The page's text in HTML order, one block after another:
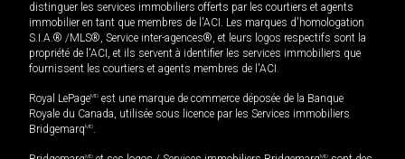
distinguer les services immobiliers offerts par les courtiers et agents
immobilier en tant que membres de l'ACI. Les marques d'homologation
S.I.A.® /MLS®, Service inter-agences®, et leurs logos respectifs sont la
propriété de l'ACI, et ils servent à identifier les services immobiliers que
fournissent les courtiers et agents membres de l'ACI.
Royal LePageMD est une marque de commerce déposée de la Banque
Royale du Canada, utilisée sous licence par les Services immobiliers
BridgemarqMD.
MD MD